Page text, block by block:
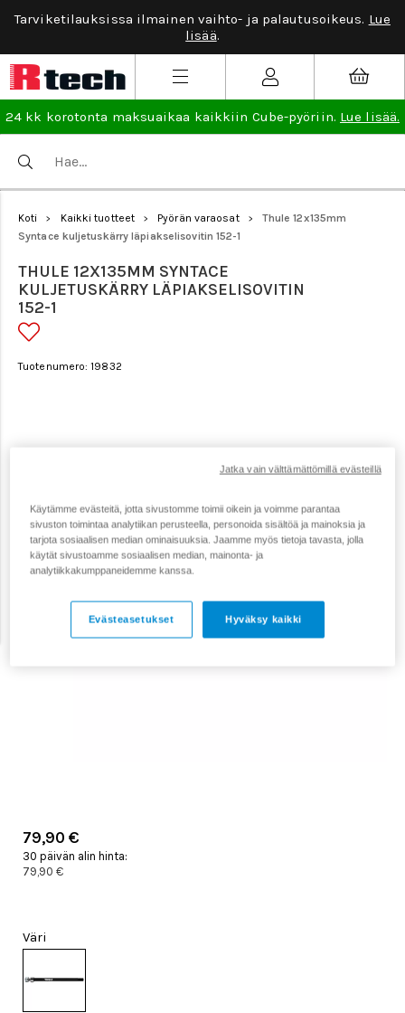
Tarviketilauksissa ilmainen vaihto- ja palautusoikeus. Lue
lisää.
24 kk korotonta maksuaikaa kaikkiin Cube-pyöriin. Lue lisää.
Koti > Kaikki tuotteet > Pyörän varaosat >
Thule 12x135mm
Syntace kuljetuskärry läpiakselisovitin 152-1
THULE 12X135MM SYNTACE
KULJETUSKÄRRY LÄPIAKSELISOVITIN
152-1
Tuotenumero: 19832
79,90 €
30 päivän alin hinta:
79,90 €
Väri
Käytämme evästeitä, jotta sivustomme toimii oikein ja voimme parantaa
sivuston toimintaa analytiikan perusteella, personoida sisältöä ja mainoksia ja
tarjota sosiaalisen median ominaisuuksia. Jaamme myös tietoja tavasta, jolla
käytät sivustoamme sosiaalisen median, mainonta- ja
analytiikkakumppaneidemme kanssa.
Hyväksy kaikki
Evästeasetukset
Jatka vain välttämättömillä evästeillä